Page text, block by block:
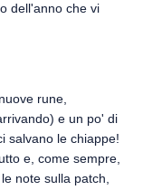
dell'anno che vi
rune,
e un po' di
salvano le chiappe!
e, come sempre,
note sulla patch,